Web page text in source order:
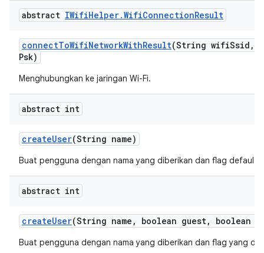
abstract IWifiHelper.WifiConnectionResult
connectToWifiNetworkWithResult(String wifiSsid ,
Psk)
Menghubungkan ke jaringan Wi-Fi.
abstract int
createUser(String name)
Buat pengguna dengan nama yang diberikan dan flag default
abstract int
createUser(String name , boolean guest, boolean
Buat pengguna dengan nama yang diberikan dan flag yang